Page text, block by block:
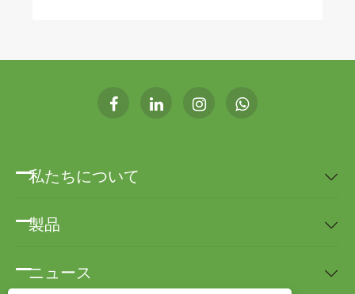
私たちについて 
製品 
ニュース 